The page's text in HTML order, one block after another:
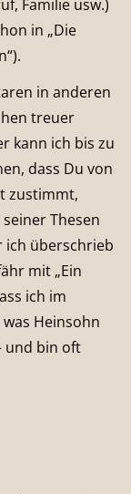
Familie usw.)
in „Die
in anderen
treuer
kann ich bis zu
dass Du von
zustimmt,
Thesen
ich überschrieb
mit „Ein
ich im
Heinsohn
und bin oft